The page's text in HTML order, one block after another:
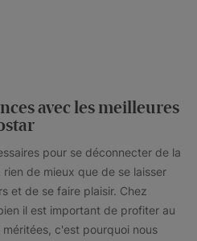
avec les meilleures
pour se déconnecter de la
de mieux que de se laisser
et de se faire plaisir. Chez
il est important de profiter au
c'est pourquoi nous